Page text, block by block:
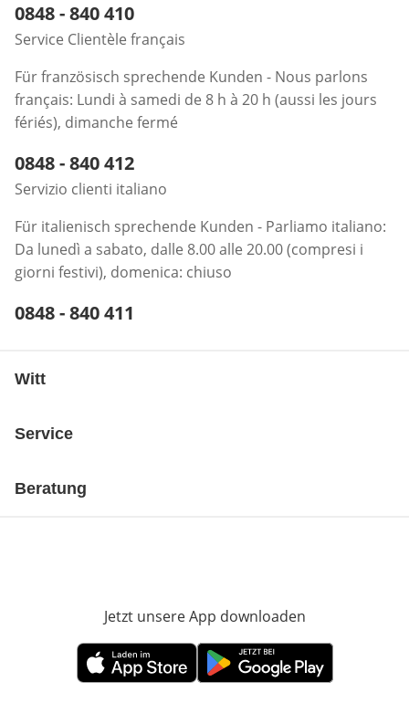
Telefonnummer:
0848 - 840 410
Service Clientèle français
Für französisch sprechende Kunden - Nous parlons
français: Lundi à samedi de 8 h à 20 h (aussi les jours
fériés), dimanche fermé
Telefonnummer:
0848 - 840 412
Servizio clienti italiano
Für italienisch sprechende Kunden - Parliamo italiano:
Da lunedì a sabato, dalle 8.00 alle 20.00 (compresi i
giorni festivi), domenica: chiuso
Telefonnummer:
0848 - 840 411
Witt
Service
Beratung
Jetzt unsere App downloaden
Öffnet in neuem FensterÖffnet in neuem Fenster